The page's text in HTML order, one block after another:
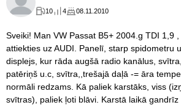
10 4 08.11.2010
Sveiki! Man VW Passat B5+ 2004.g TDI 1,9
attiekties uz AUDI. Panelī, starp spidometru
displejs, kur rāda augšā radio kanālus,
patēriņš u.c, svītra,,trešajā daļā -= āra
normāli redzams. Kā paliek karstāks, viss
svītras), paliek ļoti blāvi. Karstā laikā